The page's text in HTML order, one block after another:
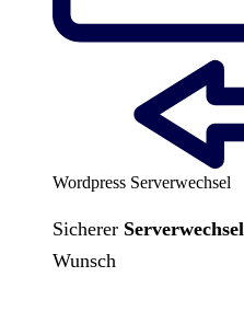
Wordpress Serverwechsel
Sicherer Serverwechsel
Wunsch